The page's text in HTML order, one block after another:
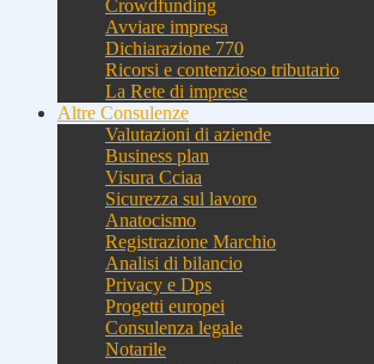
Crowdfunding
Avviare impresa
Dichiarazione 770
Ricorsi e contenzioso tributario
La Rete di imprese
Altre Consulenze
Valutazioni di aziende
Business plan
Visura Cciaa
Sicurezza sul lavoro
Anatocismo
Registrazione Marchio
Analisi di bilancio
Privacy e Dps
Progetti europei
Consulenza legale
Notarile